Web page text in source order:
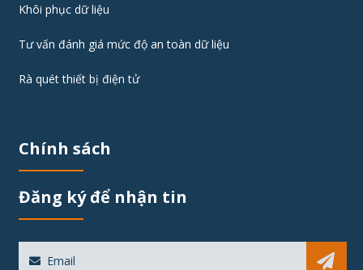
Khôi phục dữ liệu
Tư vấn đánh giá mức độ an toàn dữ liệu
Rà quét thiết bị điện tử
Chính sách
Đăng ký để nhận tin
Sub